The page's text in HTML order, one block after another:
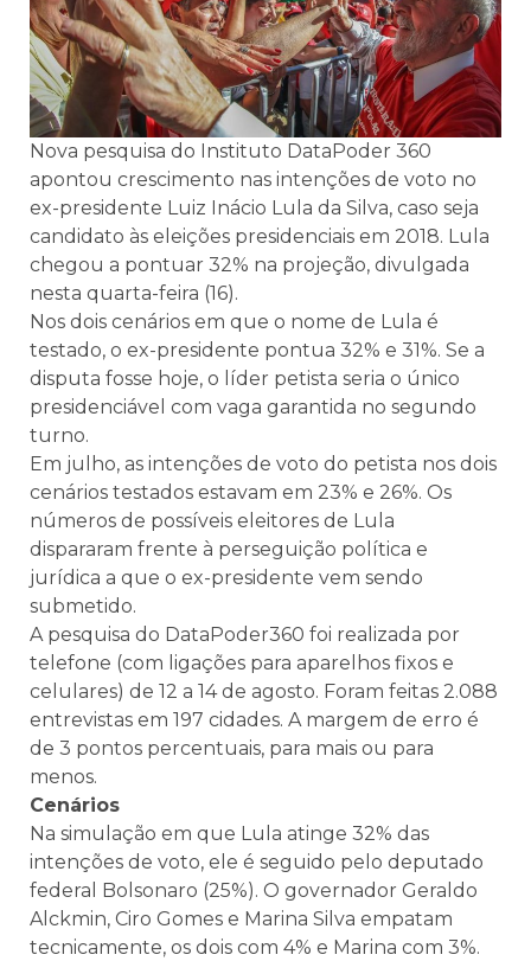
Nova pesquisa do Instituto DataPoder 360
apontou crescimento nas intenções de voto no
ex-presidente Luiz Inácio Lula da Silva, caso seja
candidato às eleições presidenciais em 2018. Lula
chegou a pontuar 32% na projeção, divulgada
nesta quarta-feira (16).
Nos dois cenários em que o nome de Lula é
testado, o ex-presidente pontua 32% e 31%. Se a
disputa fosse hoje, o líder petista seria o único
presidenciável com vaga garantida no segundo
turno.
Em julho, as intenções de voto do petista nos dois
cenários testados estavam em 23% e 26%. Os
números de possíveis eleitores de Lula
dispararam frente à perseguição política e
jurídica a que o ex-presidente vem sendo
submetido.
A pesquisa do DataPoder360 foi realizada por
telefone (com ligações para aparelhos fixos e
celulares) de 12 a 14 de agosto. Foram feitas 2.088
entrevistas em 197 cidades. A margem de erro é
de 3 pontos percentuais, para mais ou para
menos.
Cenários
Na simulação em que Lula atinge 32% das
intenções de voto, ele é seguido pelo deputado
federal Bolsonaro (25%). O governador Geraldo
Alckmin, Ciro Gomes e Marina Silva empatam
tecnicamente, os dois com 4% e Marina com 3%.